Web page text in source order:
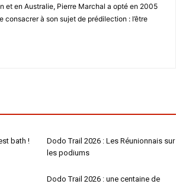
et en Australie, Pierre Marchal a opté en 2005
à son sujet de prédilection : l’être
bath !
Dodo Trail 2026 : Les Réunionnais sur
les podiums
Dodo Trail 2026 : une centaine de